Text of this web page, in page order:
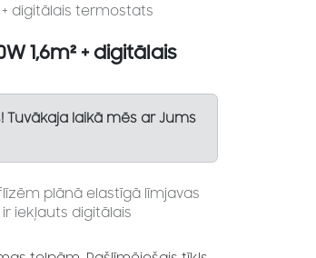
+ digitālais termostats
1,6m² + digitālais
Tuvākaja laikā mēs ar Jums
plānā elastīgā līmjavas
iekļauts digitālais